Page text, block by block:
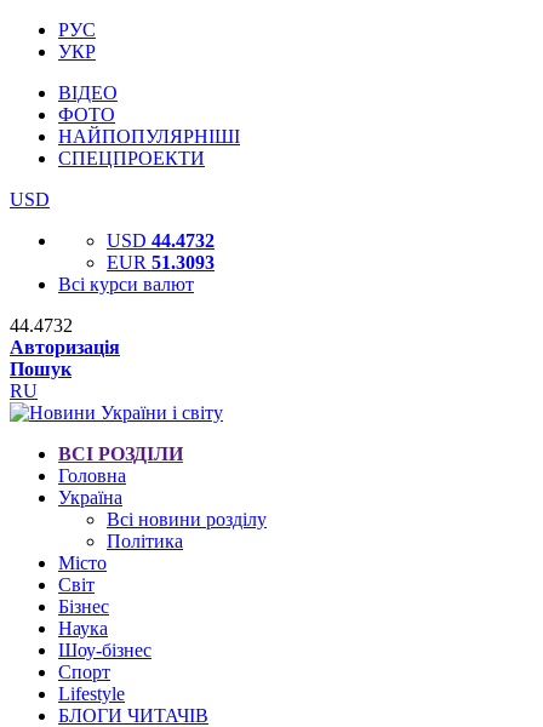
РУС
УКР
ВІДЕО
ФОТО
НАЙПОПУЛЯРНІШІ
СПЕЦПРОЕКТИ
USD
USD 44.4732
EUR 51.3093
Всі курси валют
44.4732
Авторизація
Пошук
RU
ВСІ РОЗДІЛИ
Головна
Україна
Всі новини розділу
Політика
Місто
Світ
Бізнес
Наука
Шоу-бізнес
Спорт
Lifestyle
БЛОГИ ЧИТАЧІВ